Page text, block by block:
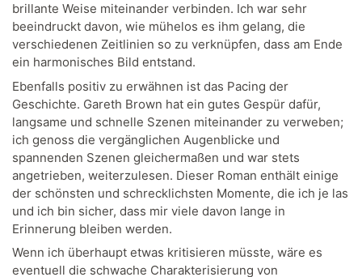
brillante Weise miteinander verbinden. Ich war sehr
beeindruckt davon, wie mühelos es ihm gelang, die
verschiedenen Zeitlinien so zu verknüpfen, dass am Ende
ein harmonisches Bild entstand.
Ebenfalls positiv zu erwähnen ist das Pacing der
Geschichte. Gareth Brown hat ein gutes Gespür dafür,
langsame und schnelle Szenen miteinander zu verweben;
ich genoss die vergänglichen Augenblicke und
spannenden Szenen gleichermaßen und war stets
angetrieben, weiterzulesen. Dieser Roman enthält einige
der schönsten und schrecklichsten Momente, die ich je las
und ich bin sicher, dass mir viele davon lange in
Erinnerung bleiben werden.
Wenn ich überhaupt etwas kritisieren müsste, wäre es
eventuell die schwache Charakterisierung von